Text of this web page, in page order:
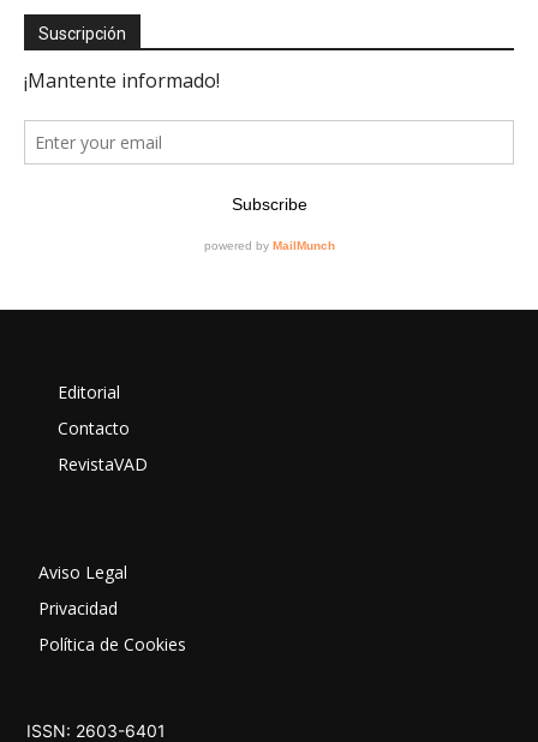
Suscripción
Editorial
Contacto
RevistaVAD
Aviso Legal
Privacidad
Política de Cookies
ISSN: 2603-6401